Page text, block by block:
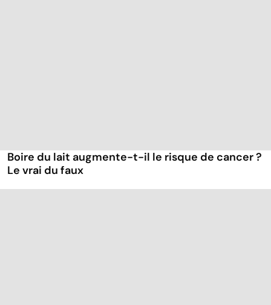
Boire du lait augmente-t-il le risque de cancer ?
Le vrai du faux